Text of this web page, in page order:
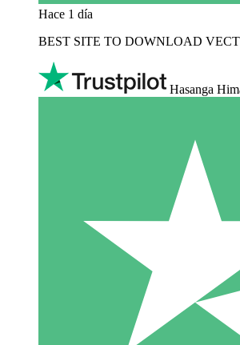
Hace 1 día
BEST SITE TO DOWNLOAD
Hasanga